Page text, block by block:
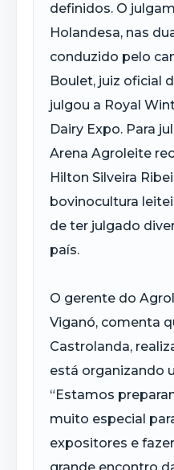
definidos. O
Holandesa, nas
conduzido pelo
Boulet, juiz oficial
julgou a Royal
Dairy Expo. Para
Arena Agroleite
Hilton Silveira
bovinocultura
de ter julgado
país.
O gerente do
Viganó, comenta
Castrolanda,
está organizando
“Estamos
muito especial
expositores e